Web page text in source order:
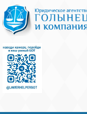
Услуги и наши
Оплата услуг
Задать вопрос